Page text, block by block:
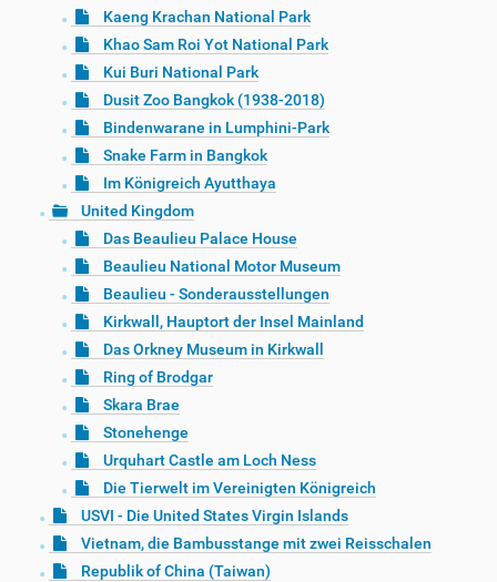
Kaeng Krachan National Park
Khao Sam Roi Yot National Park
Kui Buri National Park
Dusit Zoo Bangkok (1938-2018)
Bindenwarane in Lumphini-Park
Snake Farm in Bangkok
Im Königreich Ayutthaya
United Kingdom
Das Beaulieu Palace House
Beaulieu National Motor Museum
Beaulieu - Sonderausstellungen
Kirkwall, Hauptort der Insel Mainland
Das Orkney Museum in Kirkwall
Ring of Brodgar
Skara Brae
Stonehenge
Urquhart Castle am Loch Ness
Die Tierwelt im Vereinigten Königreich
USVI - Die United States Virgin Islands
Vietnam, die Bambusstange mit zwei Reisschalen
Republik of China (Taiwan)